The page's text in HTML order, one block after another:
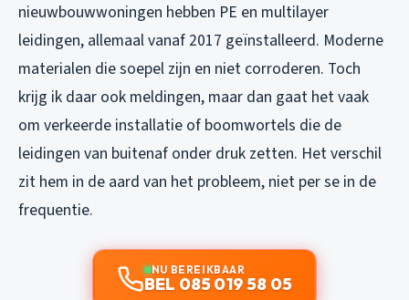
nieuwbouwwoningen hebben PE en multilayer
leidingen, allemaal vanaf 2017 geïnstalleerd. Moderne
materialen die soepel zijn en niet corroderen. Toch
krijg ik daar ook meldingen, maar dan gaat het vaak
om verkeerde installatie of boomwortels die de
leidingen van buitenaf onder druk zetten. Het verschil
zit hem in de aard van het probleem, niet per se in de
frequentie.
NU BEREIKBAAR
BEL 085 019 58 05